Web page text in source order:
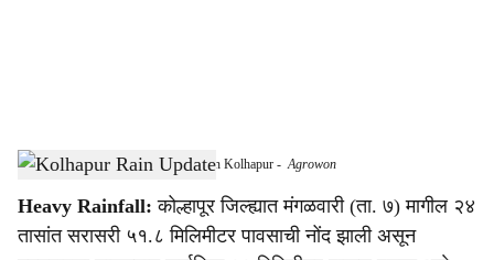
a
Heavy Rain Submerges 57 Barrages in Kolhapur -Agrowon
Heavy Rainfall: कोल्हापूर जिल्ह्यात मंगळवारी (ता. ७) मागील २४
तासांत सरासरी ५१.८ मिलिमीटर पावसाची नोंद झाली असून